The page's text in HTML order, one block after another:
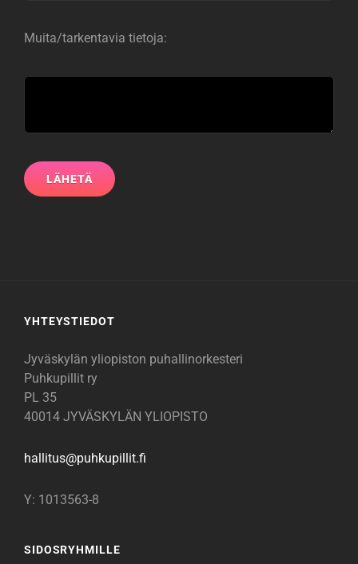
Muita/tarkentavia tietoja:
YHTEYSTIEDOT
Jyväskylän yliopiston puhallinorkesteri
Puhkupillit ry
PL 35
40014 JYVÄSKYLÄN YLIOPISTO
hallitus@puhkupillit.fi
Y: 1013563-8
SIDOSRYHMILLE